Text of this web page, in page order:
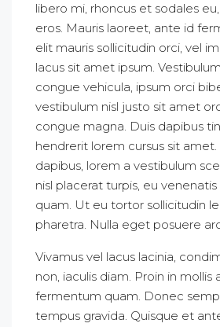
libero mi, rhoncus et sodales
eros. Mauris laoreet, ante id
elit mauris sollicitudin orci, vel
lacus sit amet ipsum.
congue vehicula, ipsum orci
vestibulum nisl justo sit amet
congue magna. Duis dapibus
hendrerit lorem cursus sit amet.
dapibus, lorem a vestibulum
nisl placerat turpis, eu
quam. Ut eu tortor sollicitudin
pharetra. Nulla eget posuere
Vivamus vel lacus lacinia,
non, iaculis diam. Proin in mollis
fermentum quam. Donec
tempus gravida. Quisque et